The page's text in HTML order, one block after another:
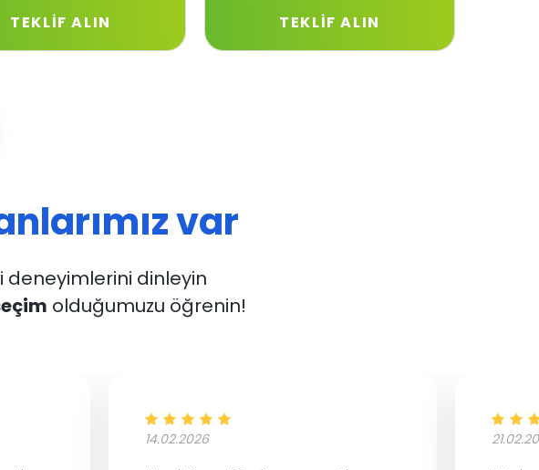
TEKLIF ALIN TEKLIF ALIN
var
deneyimlerini dinleyin
olduğumuzu öğrenin!
14.02.2026